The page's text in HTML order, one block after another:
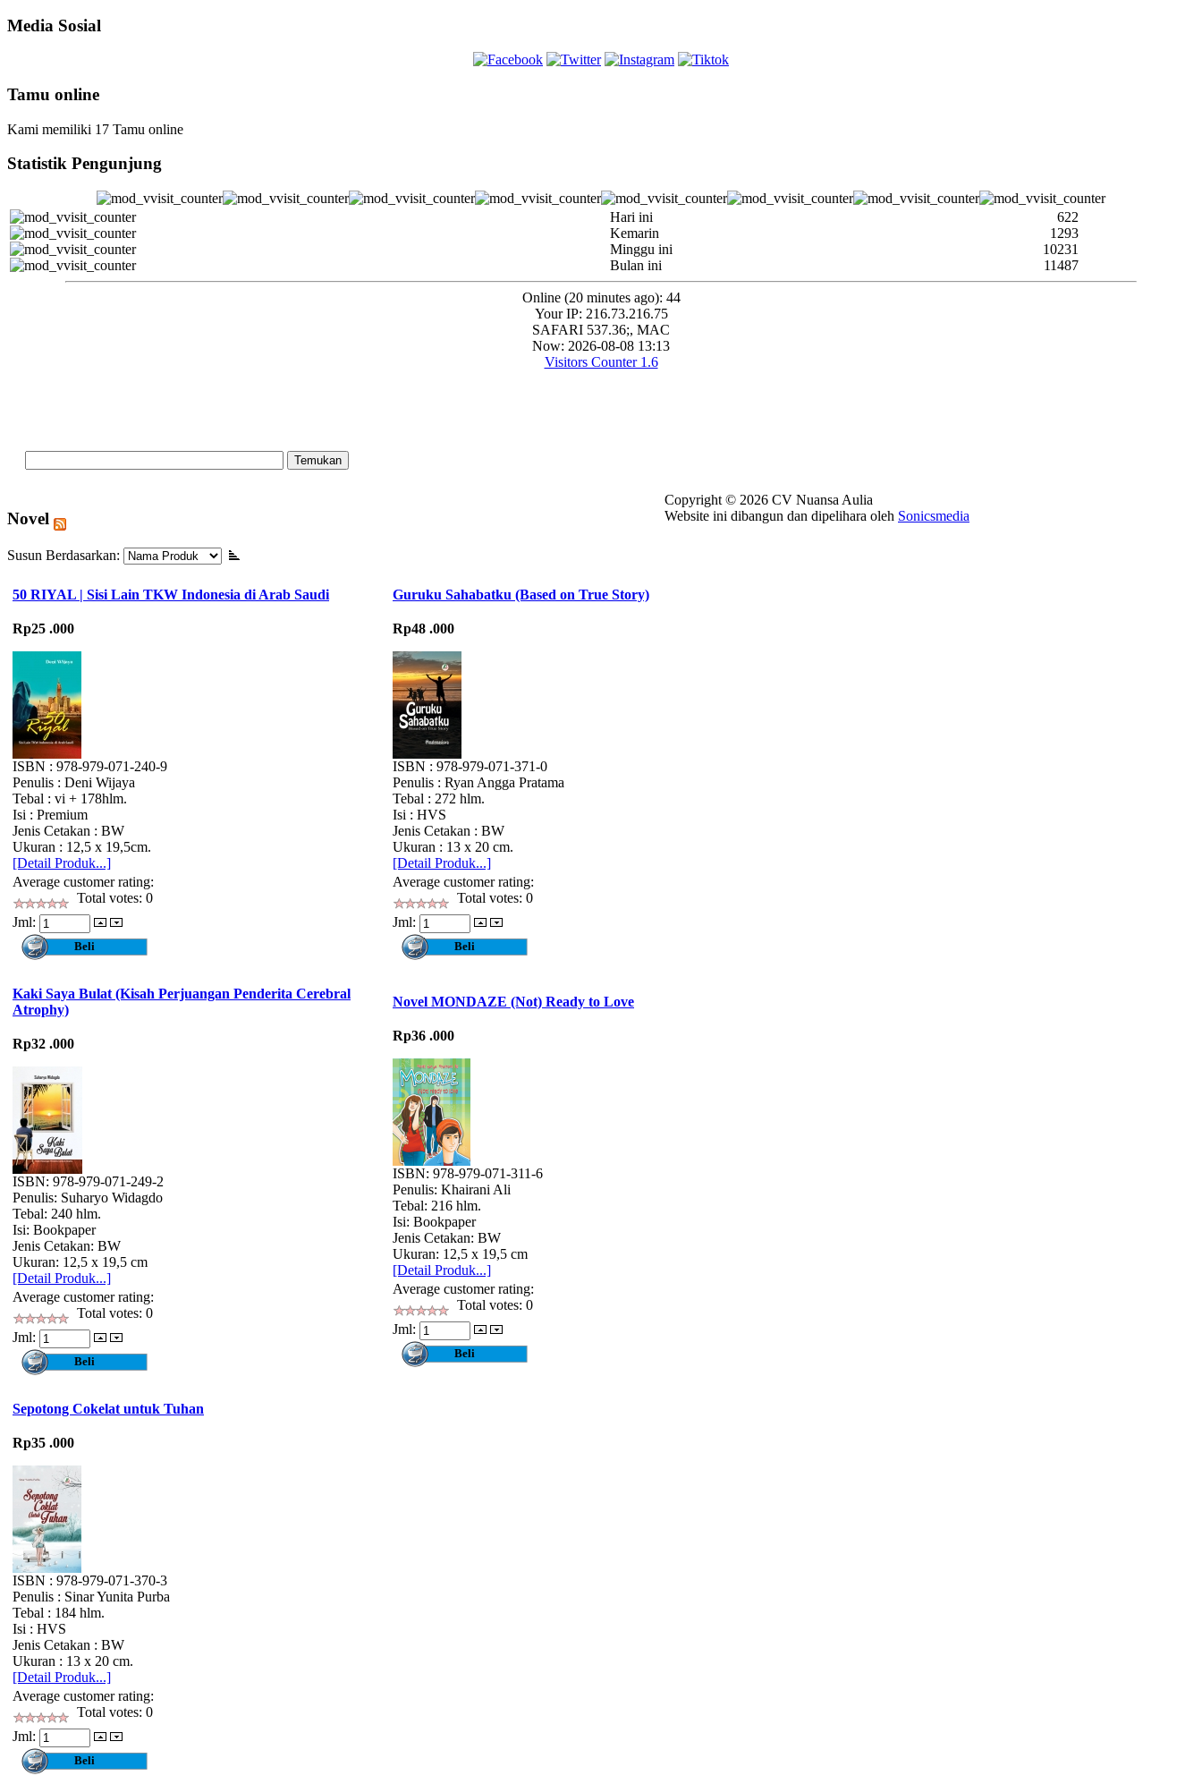
Media Sosial
Tamu online
Kami memiliki 17 Tamu online
Statistik Pengunjung
Hari ini
622
Kemarin
1293
Minggu ini
10231
Bulan ini
11487
Online (20 minutes ago): 44
Your IP: 216.73.216.75
SAFARI 537.36;, MAC
Now: 2026-08-08 13:13
Visitors Counter 1.6
Novel
Susun Berdasarkan:
50 RIYAL | Sisi Lain TKW Indonesia di Arab Saudi
Rp25 .000
ISBN : 978-979-071-240-9
Penulis : Deni Wijaya
Tebal : vi + 178hlm.
Isi : Premium
Jenis Cetakan : BW
Ukuran : 12,5 x 19,5cm.
[Detail Produk...]
Average customer rating:
Total votes: 0
Jml:
Guruku Sahabatku (Based on True Story)
Rp48 .000
ISBN : 978-979-071-371-0
Penulis : Ryan Angga Pratama
Tebal : 272 hlm.
Isi : HVS
Jenis Cetakan : BW
Ukuran : 13 x 20 cm.
[Detail Produk...]
Average customer rating:
Total votes: 0
Jml:
Kaki Saya Bulat (Kisah Perjuangan Penderita Cerebral
Atrophy)
Rp32 .000
ISBN: 978-979-071-249-2
Penulis: Suharyo Widagdo
Tebal: 240 hlm.
Isi: Bookpaper
Jenis Cetakan: BW
Ukuran: 12,5 x 19,5 cm
[Detail Produk...]
Average customer rating:
Total votes: 0
Jml:
Novel MONDAZE (Not) Ready to Love
Rp36 .000
ISBN: 978-979-071-311-6
Penulis: Khairani Ali
Tebal: 216 hlm.
Isi: Bookpaper
Jenis Cetakan: BW
Ukuran: 12,5 x 19,5 cm
[Detail Produk...]
Average customer rating:
Total votes: 0
Jml:
Sepotong Cokelat untuk Tuhan
Rp35 .000
ISBN : 978-979-071-370-3
Penulis : Sinar Yunita Purba
Tebal : 184 hlm.
Isi : HVS
Jenis Cetakan : BW
Ukuran : 13 x 20 cm.
[Detail Produk...]
Average customer rating:
Total votes: 0
Jml:
Copyright © 2026 CV Nuansa Aulia
Website ini dibangun dan dipelihara oleh Sonicsmedia